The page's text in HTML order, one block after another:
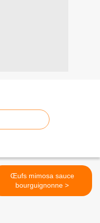
Œufs mimosa sauce
bourguignonne >